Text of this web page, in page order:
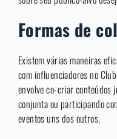
Formas de
Existem várias maneiras
com influenciadores no
envolve co-criar conteúdos
conjunta ou participando
eventos uns dos outros.